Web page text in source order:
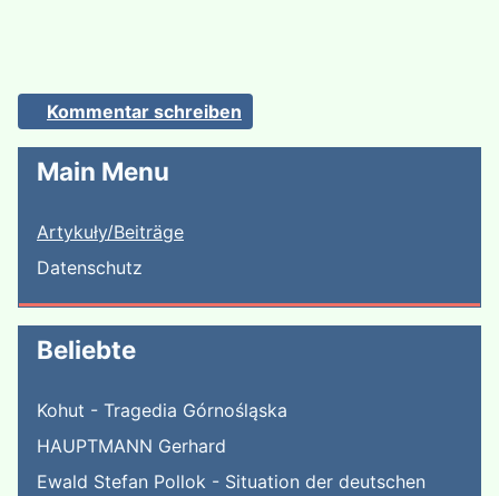
Main Menu
Artykuły/Beiträge
Datenschutz
Beliebte
Kohut - Tragedia Górnośląska
HAUPTMANN Gerhard
Ewald Stefan Pollok - Situation der deutschen
Kommentar schreiben